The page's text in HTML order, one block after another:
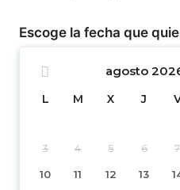
Escoge la fecha que
agosto
L M X J
3 4 5 6 7
10 11 12 13